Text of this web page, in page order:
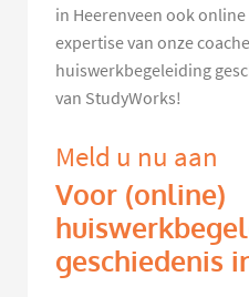
in Heerenveen ook
expertise van onze
huiswerkbegeleiding
van StudyWorks!
Meld u nu aan
Voor (online)
geschiedenis